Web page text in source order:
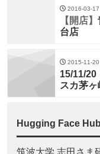
2016-03-17
【開店】
台店
2015-11-20
15/11/20
スカ茅ヶ
Hugging Face